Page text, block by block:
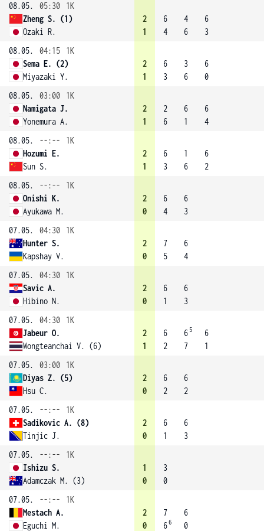
08.05. 05:30
1K
Zheng S. (1)
Ozaki R.
2
1
6
4
4
6
6
3
08.05.
04:15
1K
Sema E. (2)
Miyazaki Y.
2
1
6
3
3
6
6
0
08.05.
03:00
1K
Namigata J.
Yonemura A.
2
1
2
6
6
1
6
4
08.05.
--:--
1K
Hozumi E.
Sun S.
2
1
6
3
1
6
6
2
08.05.
--:--
1K
Onishi K.
Ayukawa M.
2
0
6
4
6
3
07.05.
04:30
1K
Hunter S.
Kapshay V.
2
0
7
5
6
4
07.05.
04:30
1K
Savic A.
Hibino N.
2
0
6
1
6
3
07.05.
04:30
1K
Jabeur O.
Wongteanchai V. (6)
2
1
6
2
6 5
7
6
1
07.05.
03:00
1K
Diyas Z. (5)
Hsu C.
2
0
6
2
6
2
07.05.
--:--
1K
Sadikovic A. (8)
Tinjic J.
2
0
6
1
6
3
07.05.
--:--
1K
Ishizu S.
Adamczak M. (3)
1
0
3
0
07.05.
--:--
1K
Mestach A.
Eguchi M.
2
0
7
66
6
0